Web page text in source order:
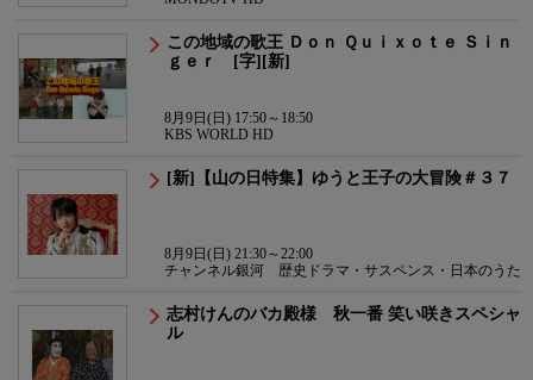
この地域の歌王 Ｄｏｎ Ｑｕｉｘｏｔｅ Ｓｉｎ
ｇｅｒ [字][新]
8月9日(日) 17:50～18:50
KBS WORLD HD
[新]【山の日特集】ゆうと王子の大冒険＃３７
8月9日(日) 21:30～22:00
チャンネル銀河 歴史ドラマ・サスペンス・日本のうた
志村けんのバカ殿様 秋一番 笑い咲きスペシャ
ル